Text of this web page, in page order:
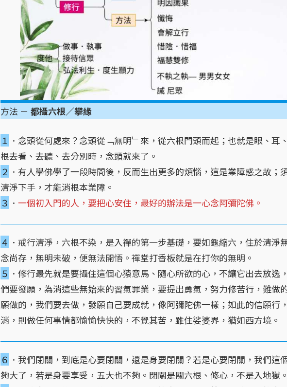
方法 － 都攝六根／攀緣
１ ．念頭從何處來？念頭從﹁無明﹂來，從六根門頭而起；也就是眼、耳
根去看、去聽、去分別時，念頭就來了。
２ ．有人學佛學了一段時間後，反而生出更多的煩惱，這是業障惑之故；
清淨下手，才能消根本業障。
３ ． 一個初入門的人，要把心安住，最好的辦法是一心念阿彌陀佛。
４ ．戒行清淨，六根不染，是入禪的第一步基礎，要如龜縮六，住於清淨
念尚存，無明未破，便無法開悟。禪堂打香板就是在打你的無明。
５ ．修行最先就是要攝住這個心猿意馬、隨心所欲的心，不讓它出去放逸
們要發願，為消這些無始來的習氣罪業，要提出勇氣，努力修苦行，難做
願做的，我們要去做，發願自己要成就，像阿彌陀佛一樣；如此的信願行
消，則做任何事情都愉愉快快的，不覺其苦，雖住娑婆界，猶如西方境。
６ ．我們閉關，到底是心要閉關，還是身要閉關？若是心要閉關，我們這
夠大了，若是身要享受，五大也不夠。閉關是關六根、修心，不是入地獄。